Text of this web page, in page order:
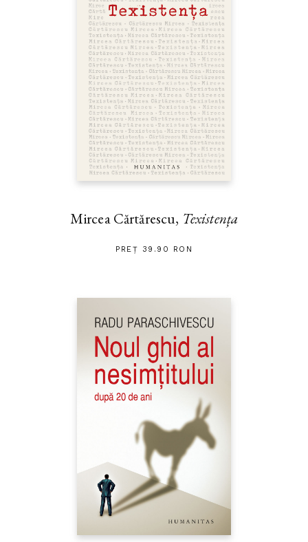
Mircea Cărtărescu, Texistența
PREȚ 39.90 RON